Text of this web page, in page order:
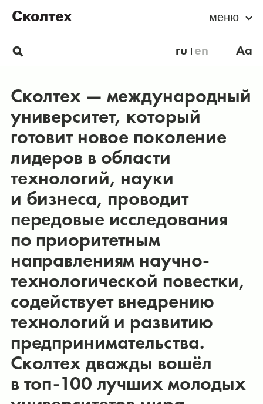
меню
ru en Aa
Сколтех — международный
университет, который
готовит новое поколение
лидеров в области
технологий, науки
и бизнеса, проводит
передовые исследования
по приоритетным
направлениям научно-
технологической повестки,
содействует внедрению
технологий и развитию
предпринимательства.
Сколтех дважды вошёл
в топ-100 лучших молодых